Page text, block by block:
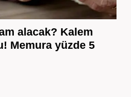
alacak? Kalem
Memura yüzde 5